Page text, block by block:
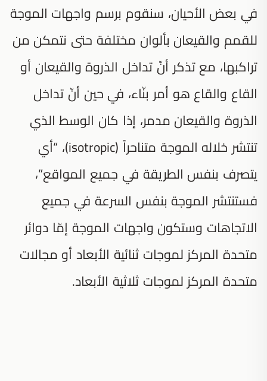
في بعض الأحيان، سنقوم برسم واجهات الموجة
للقمم والقيعان بألوان مختلفة حتى نتمكن من
تراكبها، مع تذكر أنّ تداخل الذروة والقيعان أو
القاع والقاع هو أمر بنّاء، في حين أنّ تداخل
الذروة والقيعان مدمر، إذا كان الوسط الذي
تنتشر خلاله الموجة متناحراً (isotropic)، “أي
يتصرف بنفس الطريقة في جميع المواقع”،
فستنتشر الموجة بنفس السرعة في جميع
الاتجاهات وستكون واجهات الموجة إمّا دوائر
متحدة المركز لموجات ثنائية الأبعاد أو مجالات
متحدة المركز لموجات ثلاثية الأبعاد.